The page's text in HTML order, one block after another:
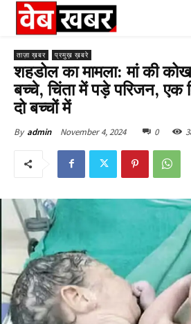
ताज़ा ख़बर प्रमुख़ ख़बरे
शहडोल का मामला: मां की
बच्चे, चिंता में पड़े परिजन, एक
दो बच्चों में
By admin November 4, 2024 0